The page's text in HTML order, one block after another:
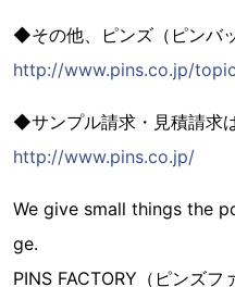
◆その他、ピンズ（ピンバ
http://www.pins.co.jp/
◆サンプル請求・見積請求
http://www.pins.co.jp/
We give small things the
ge.
PINS FACTORY（ピンズフ